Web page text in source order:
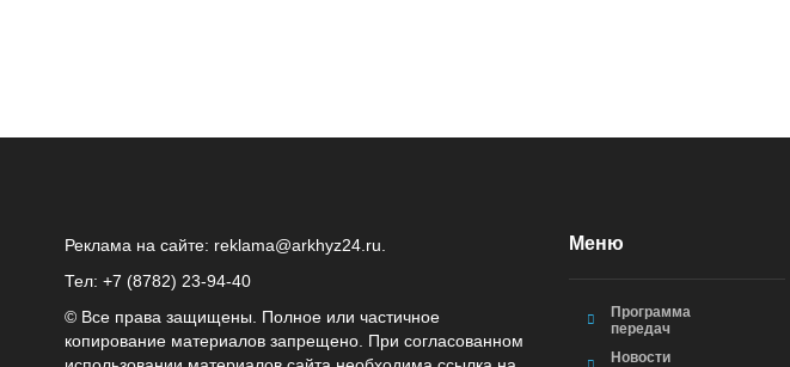
Реклама на сайте: reklama@arkhyz24.ru
Тел: +7 (8782) 23‑94‑40
© Все права защищены. Полное или частичное
копирование материалов запрещено. При согласованном
Меню
Программа
передач
Новости